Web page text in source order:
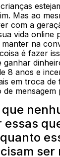
Mas ao
com a
vida online
manter na
é fazer
ganhar
8 anos e
em troca de
de
essas
ser